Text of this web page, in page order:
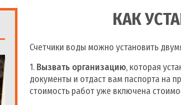
КАК
Счетчики воды можно установить
1. Вызвать организацию, которая
документы и отдаст вам паспорта на
стоимость работ уже включена